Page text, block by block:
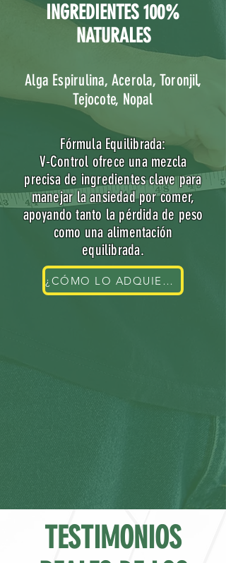
INGREDIENTES 100%
NATURALES
Alga Espirulina, Acerola, Toronjil,
Tejocote, Nopal
Fórmula Equilibrada:
V-Control ofrece una mezcla
precisa de ingredientes clave para
manejar la ansiedad por comer,
apoyando tanto la pérdida de peso
como una alimentación
equilibrada.
¿CÓMO LO ADQUIERO?
TESTIMONIOS